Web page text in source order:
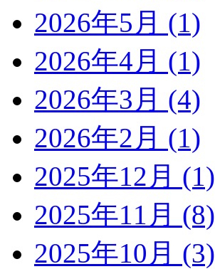
2026年5月 (1)
2026年4月 (1)
2026年3月 (4)
2026年2月 (1)
2025年12月 (1)
2025年11月 (8)
2025年10月 (3)